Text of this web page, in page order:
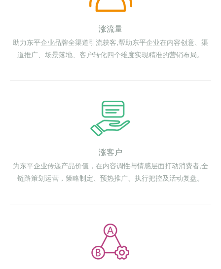
涨流量
助力东平企业品牌全渠道引流获客,帮助东平企业在内容创意、渠
道推广、场景落地、客户转化四个维度实现精准的营销布局。
涨客户
为东平企业传递产品价值，在内容调性与情感层面打动消费者,全
链路策划运营，策略制定、预热推广、执行把控及活动复盘。